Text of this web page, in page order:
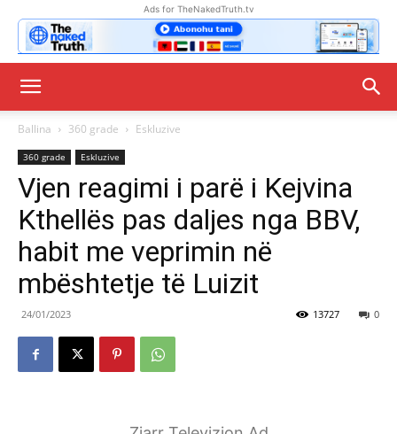
Ads for TheNakedTruth.tv
Ballina 360 grade Eskluzive
360 grade Eskluzive
Vjen reagimi i parë i Kejvina
Kthellës pas daljes nga BBV,
habit me veprimin në
mbështetje të Luizit
24/01/2023 0
13727